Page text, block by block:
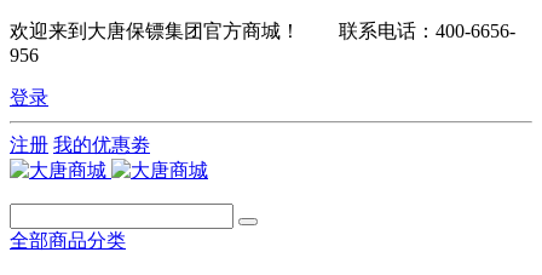
欢迎来到大唐保镖集团官方商城！ 联系电话：400-6656-
956
登录
注册 我的优惠劵
全部商品分类